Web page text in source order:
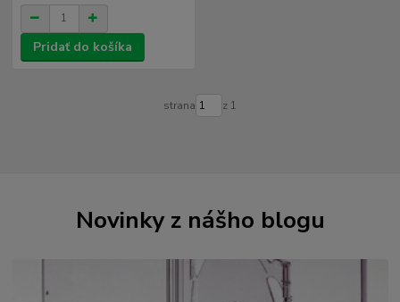
Pridať do košíka
strana z 1
Novinky z nášho blogu